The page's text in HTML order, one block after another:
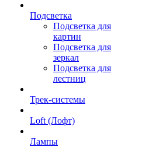
Подсветка
Подсветка для
картин
Подсветка для
зеркал
Подсветка для
лестниц
Трек-системы
Loft (Лофт)
Лампы